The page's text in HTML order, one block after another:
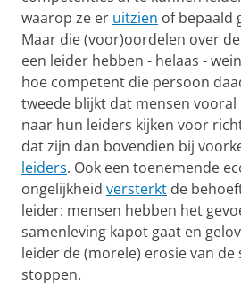
waarop ze er uitzien of bepaald
Maar die (voor)oordelen over
een leider hebben - helaas -
hoe competent die persoon
tweede blijkt dat mensen
naar hun leiders kijken voor
dat zijn dan bovendien bij
leiders. Ook een toenemende
ongelijkheid versterkt de
leider: mensen hebben het
samenleving kapot gaat en
leider de (morele) erosie van de
stoppen.